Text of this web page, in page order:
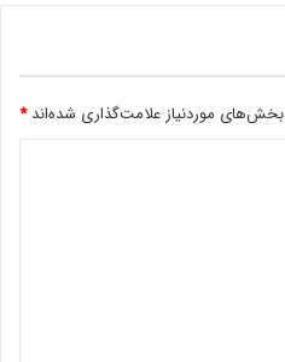
بخش‌های موردنیاز علامت‌گذاری شده‌اند*